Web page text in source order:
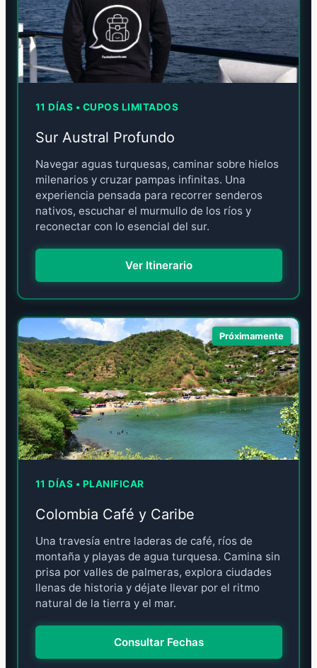
11 DÍAS • CUPOS LIMITADOS
Sur Austral Profundo
Navegar aguas turquesas, caminar sobre hielos
milenarios y cruzar pampas infinitas. Una
experiencia pensada para recorrer senderos
nativos, escuchar el murmullo de los ríos y
reconectar con lo esencial del sur.
Ver Itinerario
Próximamente
11 DÍAS • PLANIFICAR
Colombia Café y Caribe
Una travesía entre laderas de café, ríos de
montaña y playas de agua turquesa. Camina sin
prisa por valles de palmeras, explora ciudades
llenas de historia y déjate llevar por el ritmo
natural de la tierra y el mar.
Consultar Fechas